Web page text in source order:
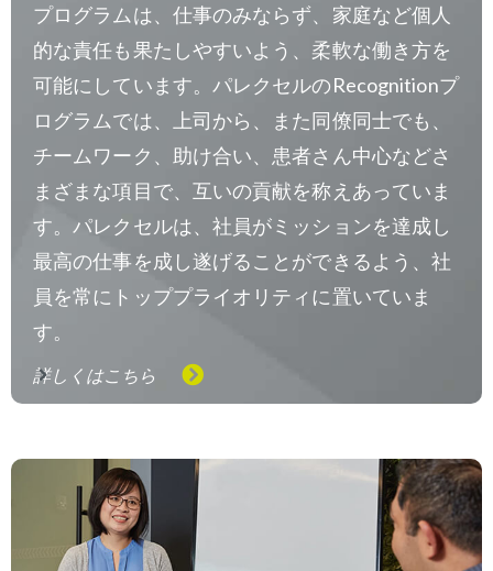
プログラムは、仕事のみならず、家庭など個人
的な責任も果たしやすいよう、柔軟な働き方を
可能にしています。パレクセルのRecognitionプ
ログラムでは、上司から、また同僚同士でも、
チームワーク、助け合い、患者さん中心などさ
まざまな項目で、互いの貢献を称えあっていま
す。パレクセルは、社員がミッションを達成し
最高の仕事を成し遂げることができるよう、社
員を常にトッププライオリティに置いていま
す。
詳しくはこちら